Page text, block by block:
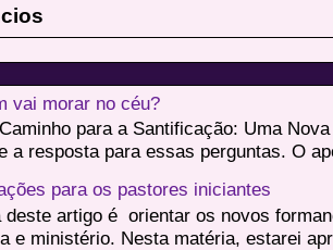
vai morar no céu?
para a Santificação: Uma Nova
a resposta para essas perguntas. O
para os pastores iniciantes
deste artigo é orientar os novos
e ministério. Nesta matéria, estarei